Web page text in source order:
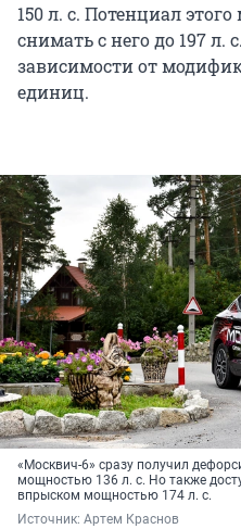
150 л. с. Потенциал
снимать с него до 197 л.
зависимости от
единиц.
«Москвич-6» сразу получил
мощностью 136 л. с. Но также
впрыском мощностью 174 л. с.
Источник: Артем Краснов